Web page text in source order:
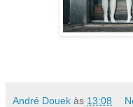
André Douek às 13:08